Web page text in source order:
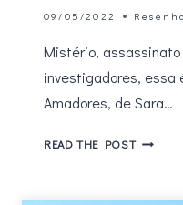
09/05/2022
Mistério,
investigadores, essa
Amadores, de Sara…
READ THE POSTOS